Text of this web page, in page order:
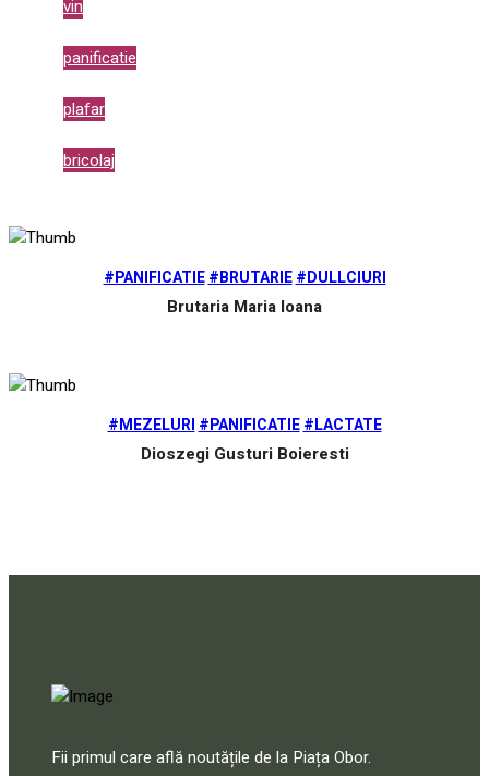
vin
panificatie
plafar
bricolaj
#PANIFICATIE #BRUTARIE #DULLCIURI
Brutaria Maria Ioana
#MEZELURI #PANIFICATIE #LACTATE
Dioszegi Gusturi Boieresti
Fii primul care află noutățile de la Piața Obor.